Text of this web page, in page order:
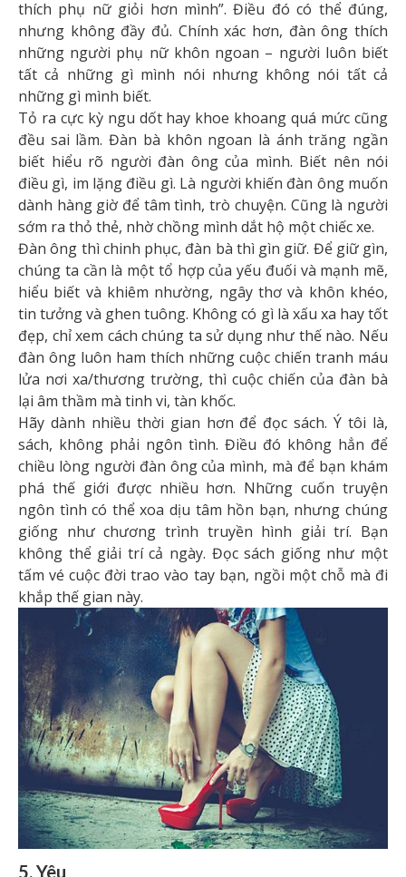
thích phụ nữ giỏi hơn mình”. Điều đó có thể đúng,
nhưng không đầy đủ. Chính xác hơn, đàn ông thích
những người phụ nữ khôn ngoan – người luôn biết
tất cả những gì mình nói nhưng không nói tất cả
những gì mình biết.
Tỏ ra cực kỳ ngu dốt hay khoe khoang quá mức cũng
đều sai lầm. Đàn bà khôn ngoan là ánh trăng ngần
biết hiểu rõ người đàn ông của mình. Biết nên nói
điều gì, im lặng điều gì. Là người khiến đàn ông muốn
dành hàng giờ để tâm tình, trò chuyện. Cũng là người
sớm ra thỏ thẻ, nhờ chồng mình dắt hộ một chiếc xe.
Đàn ông thì chinh phục, đàn bà thì gìn giữ. Để giữ gìn,
chúng ta cần là một tổ hợp của yếu đuối và mạnh mẽ,
hiểu biết và khiêm nhường, ngây thơ và khôn khéo,
tin tưởng và ghen tuông. Không có gì là xấu xa hay tốt
đẹp, chỉ xem cách chúng ta sử dụng như thế nào. Nếu
đàn ông luôn ham thích những cuộc chiến tranh máu
lửa nơi xa/thương trường, thì cuộc chiến của đàn bà
lại âm thầm mà tinh vi, tàn khốc.
Hãy dành nhiều thời gian hơn để đọc sách. Ý tôi là,
sách, không phải ngôn tình. Điều đó không hẳn để
chiều lòng người đàn ông của mình, mà để bạn khám
phá thế giới được nhiều hơn. Những cuốn truyện
ngôn tình có thể xoa dịu tâm hồn bạn, nhưng chúng
giống như chương trình truyền hình giải trí. Bạn
không thể giải trí cả ngày. Đọc sách giống như một
tấm vé cuộc đời trao vào tay bạn, ngồi một chỗ mà đi
khắp thế gian này.
5. Yêu